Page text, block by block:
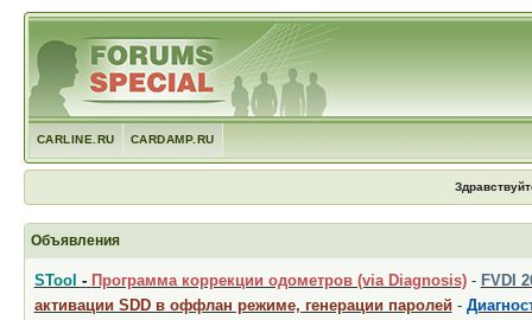
CARLINE.RU CARDAMP.RU
Объявления
STool - Программа коррекции одометров (via Diagnosis)- FVDI
активации SDD в оффлан режиме, генерации паролей -